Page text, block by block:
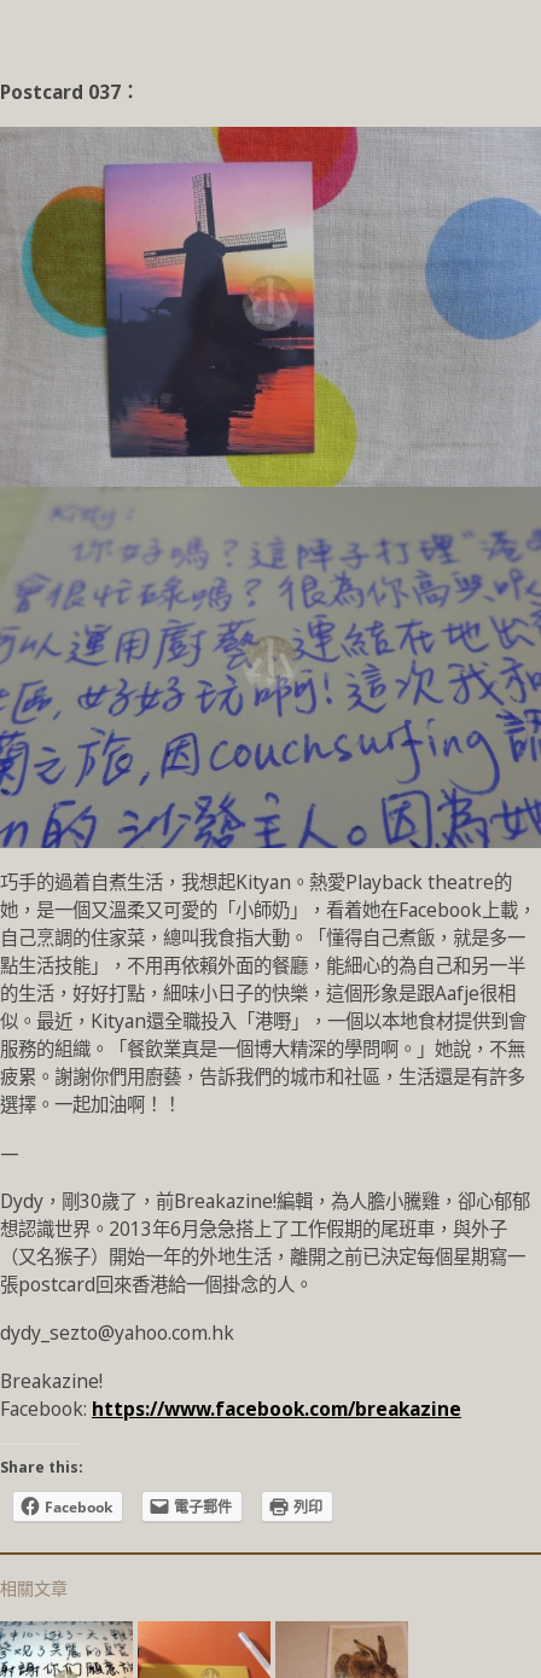
Postcard 037 ：
巧手的過着自煮生活，我想起Kityan。熱愛Playback theatre的
她，是一個又溫柔又可愛的「小師奶」，看着她在Facebook上載，
自己烹調的住家菜，總叫我食指大動。「懂得自己煮飯，就是多一
點生活技能」，不用再依賴外面的餐廳，能細心的為自己和另一半
的生活，好好打點，細味小日子的快樂，這個形象是跟Aafje很相
似。最近，Kityan還全職投入「港嘢」，一個以本地食材提供到會
服務的組織。「餐飲業真是一個博大精深的學問啊。」她說，不無
疲累。謝謝你們用廚藝，告訴我們的城市和社區，生活還是有許多
選擇。一起加油啊！！
—
Dydy，剛30歲了，前Breakazine!編輯，為人膽小騰雞，卻心郁郁
想認識世界。2013年6月急急搭上了工作假期的尾班車，與外子
（又名猴子）開始一年的外地生活，離開之前已決定每個星期寫一
張postcard回來香港給一個掛念的人。
dydy_sezto@yahoo.com.hk
Breakazine!
Facebook: https://www.facebook.com/breakazine
Share this:
Facebook
電子郵件 列印
相關文章